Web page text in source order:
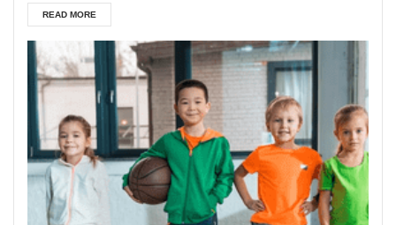
READ MORE